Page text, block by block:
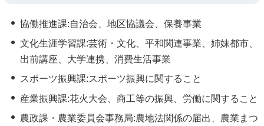
協働推進課:自治会、地区協議会、保養事業
文化生涯学習課:芸術・文化、平和関連事業、姉妹都市、
出前講座、大学連携、消費生活事業
スポーツ振興課:スポーツ振興に関すること
産業振興課:花火大会、商工等の振興、労働に関すること
農政課・農業委員会事務局:農地法関係の届出、農業まつ